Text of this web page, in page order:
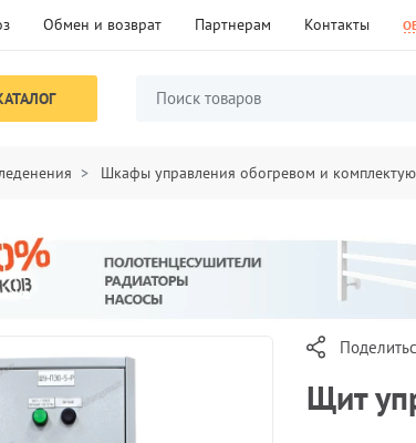
Обмен и возврат Партнерам Контакты
Шкафы управления обогревом и
Щит